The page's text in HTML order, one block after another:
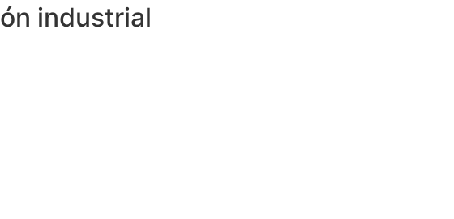
industrial